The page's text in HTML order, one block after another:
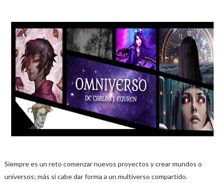
Siempre es un reto comenzar nuevos proyectos y crear mundos o
universos; más si cabe dar forma a un multiverso compartido.